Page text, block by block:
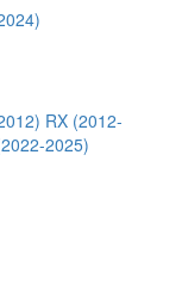
RX (2012-
2025)